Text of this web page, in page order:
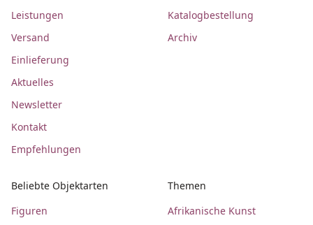
Leistungen
Versand
Einlieferung
Aktuelles
Newsletter
Kontakt
Empfehlungen
Katalogbestellung
Archiv
Beliebte Objektarten
Figuren
Themen
Afrikanische Kunst